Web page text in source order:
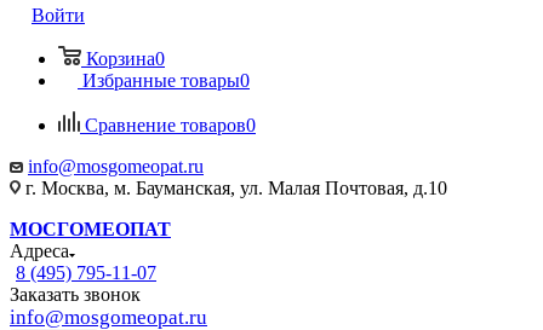
Войти
Корзина0
Избранные товары0
Сравнение товаров0
info@mosgomeopat.ru
г. Москва, м. Бауманская, ул. Малая Почтовая, д.10
МОСГОМЕОПАТ
Адреса
8 (495) 795-11-07
Заказать звонок
info@mosgomeopat.ru